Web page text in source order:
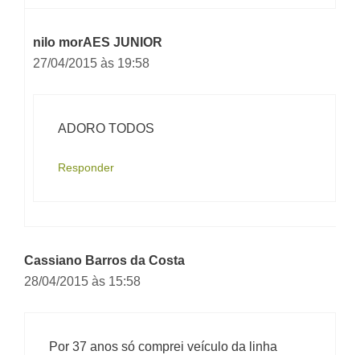
nilo morAES JUNIOR
27/04/2015 às 19:58
ADORO TODOS
Responder
Cassiano Barros da Costa
28/04/2015 às 15:58
Por 37 anos só comprei veículo da linha